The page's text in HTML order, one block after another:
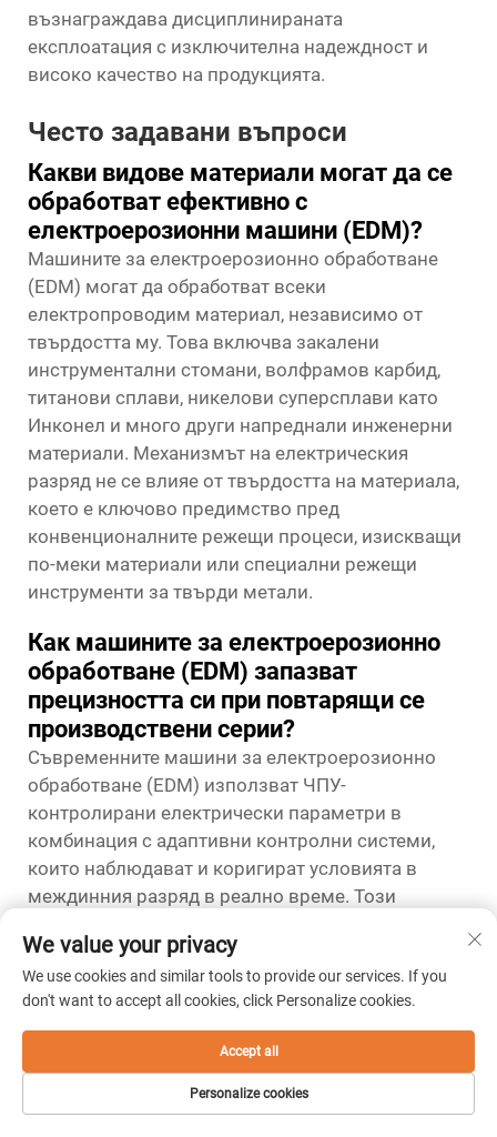
възнаграждава дисциплинираната
експлоатация с изключителна надеждност и
високо качество на продукцията.
Често задавани въпроси
Какви видове материали могат да се
обработват ефективно с
електроерозионни машини (EDM)?
Машините за електроерозионно обработване
(EDM) могат да обработват всеки
електропроводим материал, независимо от
твърдостта му. Това включва закалени
инструментални стомани, волфрамов карбид,
титанови сплави, никелови суперсплави като
Инконел и много други напреднали инженерни
материали. Механизмът на електрическия
разряд не се влияе от твърдостта на материала,
което е ключово предимство пред
конвенционалните режещи процеси, изискващи
по-меки материали или специални режещи
инструменти за твърди метали.
Как машините за електроерозионно
обработване (EDM) запазват
прецизността си при повтарящи се
производствени серии?
Съвременните машини за електроерозионно
обработване (EDM) използват ЧПУ-
контролирани електрически параметри в
комбинация с адаптивни контролни системи,
които наблюдават и коригират условията в
междинния разряд в реално време. Този
режещите условия дори при промени в
променливи като износване на електродите и
замърсяване на работната течност с течение на
времето. Резултатът е последователен
размерен изход при продължителни
производствени серии, което е от съществено
значение за индустрии с изисквания за качество
We value your privacy
We use cookies and similar tools to provide our services. If you
don't want to accept all cookies, click Personalize cookies.
Personalize cookies
Accept all